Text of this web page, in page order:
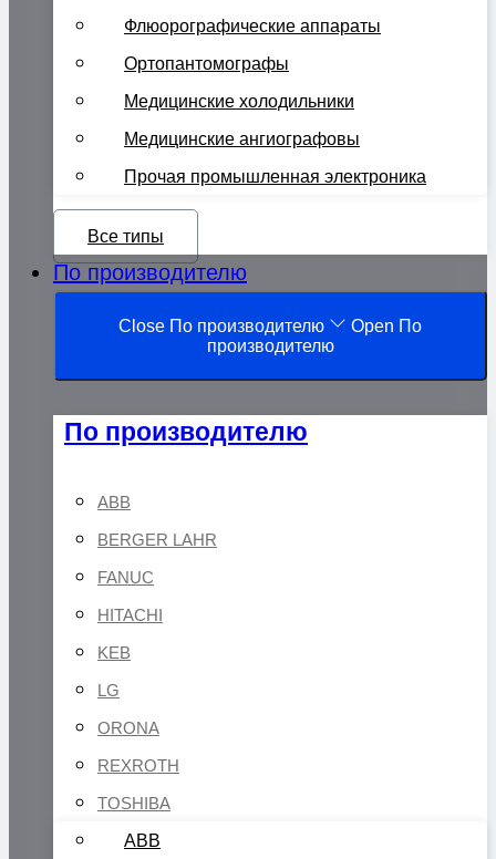
Флюорографические аппараты
Ортопантомографы
Медицинские холодильники
Медицинские ангиографовы
Прочая промышленная электроника
Все типы
По производителю
Close По производителю
Open По
производителю
По производителю
ABB
BERGER LAHR
FANUC
HITACHI
KEB
LG
ORONA
REXROTH
TOSHIBA
ABB